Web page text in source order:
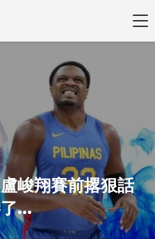
峻翔賽前撂狠話
...